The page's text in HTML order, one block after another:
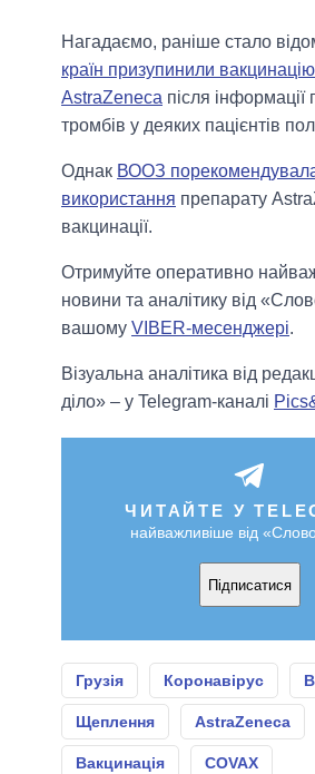
Нагадаємо, раніше стало
країн призупинили
AstraZeneca після інформації
тромбів у деяких пацієнтів
Однак ВООЗ
використання препарату
вакцинації.
Отримуйте оперативно
новини та аналітику від
вашому VIBER-месенджері.
Візуальна аналітика від
діло» – у Telegram-каналі
ЧИТАЙТЕ У
найважливіше від «Слово
Підписатися
Грузія Коронавірус
Щеплення AstraZeneca
Вакцинація COVAX